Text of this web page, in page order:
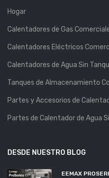
Hogar
Calentadores de Gas
Calentadores Eléctricos
Calentadores de Agua Sin
Tanques de Almacenamiento
Partes y Accesorios de
Partes de Calentador de Agua
DESDE NUESTRO BLOG
EEMAX